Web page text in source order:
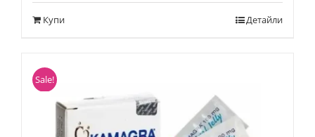
Купи Детайли
Sale!